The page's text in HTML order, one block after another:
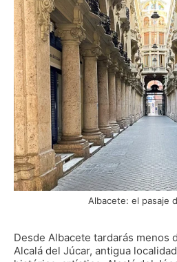
Albacete: el pasaje
Desde Albacete tardarás menos
Alcalá del Júcar, antigua